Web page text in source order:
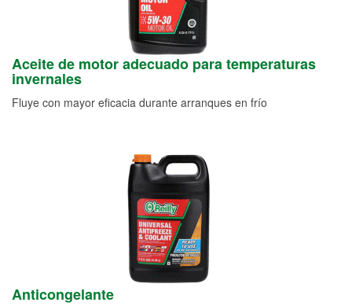
Aceite de motor adecuado para temperaturas
invernales
Fluye con mayor eficacia durante arranques en frío
Anticongelante